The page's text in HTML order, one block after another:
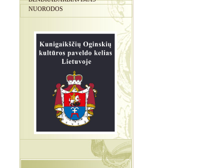
NUORODOS